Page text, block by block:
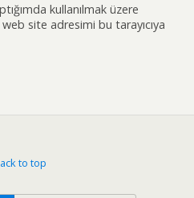
kullanılmak üzere
site adresimi bu tarayıcıya
to top